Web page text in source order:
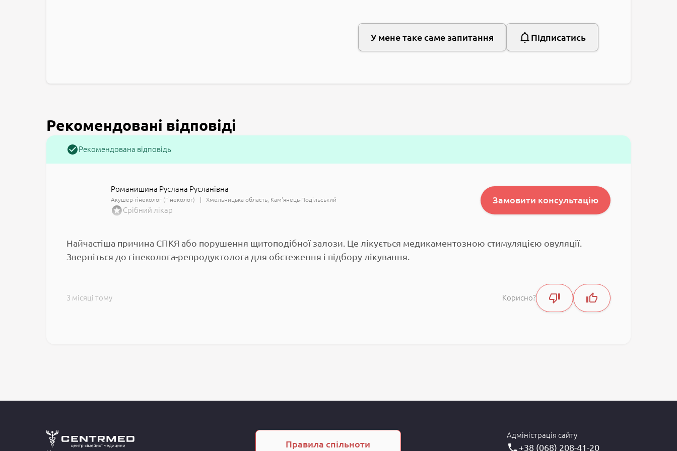
У мене таке саме запитання Підписатись
Рекомендовані відповіді
Рекомендована відповідь
Романишина Руслана Русланівна
Акушер-гінеколог (Гінеколог) Хмельницька область Кам'янець-Подільський
Срібний лікар
Замовити консультацію
Найчастіша причина СПКЯ або порушення щитоподібної залози. Це лікується медикаментозною стимуляцією овуляції.
Зверніться до гінеколога-репродуктолога для обстеження і підбору лікування.
3 місяці тому Корисно?
Правила спільноти
Адміністрація сайту
+38 (068) 208-41-20